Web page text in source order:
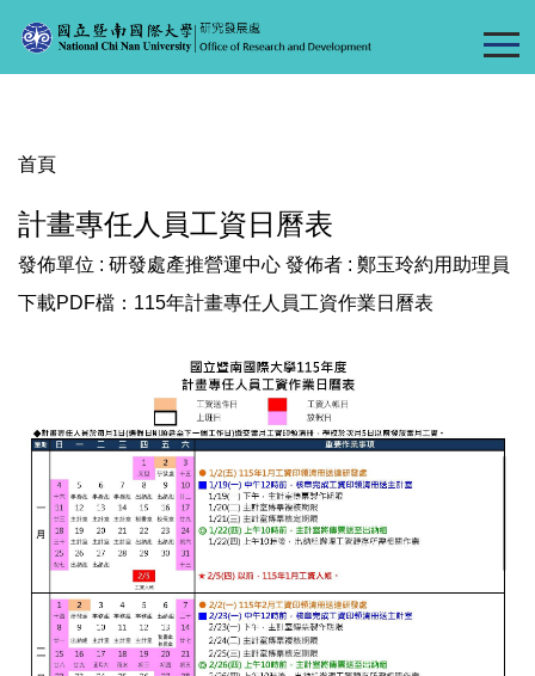
到
主
容
首頁
計畫專任人員工資日曆表
發佈單位 : 研發處產推營運中心 發佈者 : 鄭玉玲約用助理員
下載PDF檔： 115年計畫專任人員工資作業日曆表